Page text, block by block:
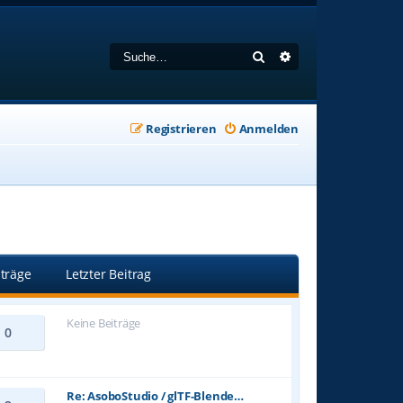
Suche
Anmelden
Registrieren
Letzter Beitrag
0
Keine Beiträge
Re: AsoboStudio / glTF-Blende…